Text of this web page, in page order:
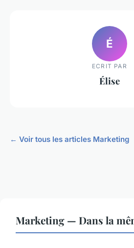
É
ECRIT PAR
Élise
← Voir tous les articles Marketing
Marketing — Dans la